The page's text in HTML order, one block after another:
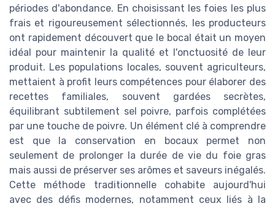
périodes d'abondance. En choisissant les foies les plus
frais et rigoureusement sélectionnés, les producteurs
ont rapidement découvert que le bocal était un moyen
idéal pour maintenir la qualité et l'onctuosité de leur
produit. Les populations locales, souvent agriculteurs,
mettaient à profit leurs compétences pour élaborer des
recettes familiales, souvent gardées secrètes,
équilibrant subtilement sel poivre, parfois complétées
par une touche de poivre. Un élément clé à comprendre
est que la conservation en bocaux permet non
seulement de prolonger la durée de vie du foie gras
mais aussi de préserver ses arômes et saveurs inégalés.
Cette méthode traditionnelle cohabite aujourd'hui
avec des défis modernes, notamment ceux liés à la